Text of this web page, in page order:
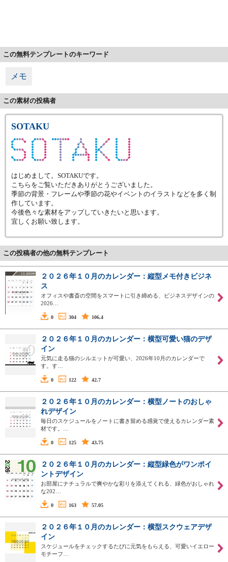
この無料テンプレートのキーワード
メモ
この素材の投稿者
SOTAKU
はじめまして。SOTAKUです。
こちらをご覧いただきありがとうございました。
季節の背景・フレームや季節の花やイベントのイラストなどを多く制
作しています。
今後色々な素材をアップしていきたいと思います。
宜しくお願い致します。
この投稿者の他の無料テンプレート
２０２６年１０月のカレンダー：縦型メモ付きビジネ
ス
オフィスや書斎の空間をスマートに引き締める、ビジネスデザインの
2026…
0 304 106.4
２０２６年１０月のカレンダー：横型可愛い猫のデザ
イン
元気に走る猫のシルエットが可愛い、2026年10月のカレンダーで
す。す…
0 122 42.7
２０２６年１０月のカレンダー：横型ノートのおしゃ
れデザイン
毎日のスケジュールをノートに書き留める感覚で使えるカレンダー素
材です。…
0 125 43.75
２０２６年１０月のカレンダー：縦型緑色がワンポイ
ントデザイン
お部屋にナチュラルで爽やかな彩りを添えてくれる、緑色がおしゃれ
な202…
0 163 57.05
２０２６年１０月のカレンダー：横型スクウェアデザ
イン
スケジュールをチェックするたびに元気をもらえる、可愛いイエロー
モチーフ…